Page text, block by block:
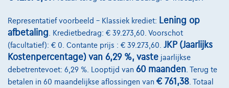
Representatief voorbeeld – Klassiek krediet: Lening op
afbetaling . Kredietbedrag: € 39.273,60. Voorschot
(facultatief): € 0. Contante prijs : € 39.273,60. JKP (Jaarlijks
Kostenpercentage) van 6,29 %, vaste jaarlijkse
debetrentevoet: 6,29 %. Looptijd van 60 maanden . Terug te
betalen in 60 maandelijkse aflossingen van € 761,38 . Totaal